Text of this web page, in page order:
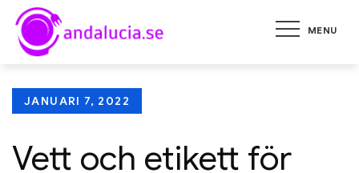
Skip
content
MENU
andalucia.se
Tips på restauranger och att
Posted
JANUARI 7, 2022
Vett och etikett för